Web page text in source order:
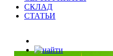
СКЛАД
СТАТЬИ